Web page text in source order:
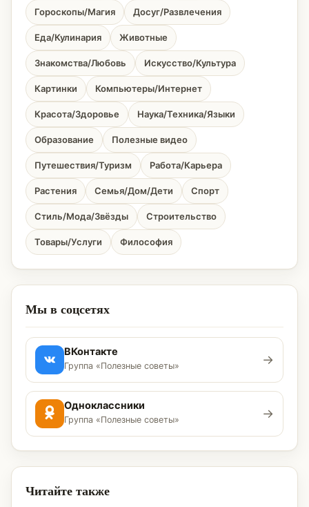
Гороскопы/Магия Досуг/Развлечения
Еда/Кулинария Животные
Знакомства/Любовь Искусство/Культура
Картинки Компьютеры/Интернет
Красота/Здоровье Наука/Техника/Языки
Образование Полезные видео
Путешествия/Туризм Работа/Карьера
Растения Семья/Дом/Дети Спорт
Стиль/Мода/Звёзды Строительство
Товары/Услуги Философия
Мы в соцсетях
ВКонтакте
Группа «Полезные советы» →
Одноклассники
Группа «Полезные советы» →
Читайте также